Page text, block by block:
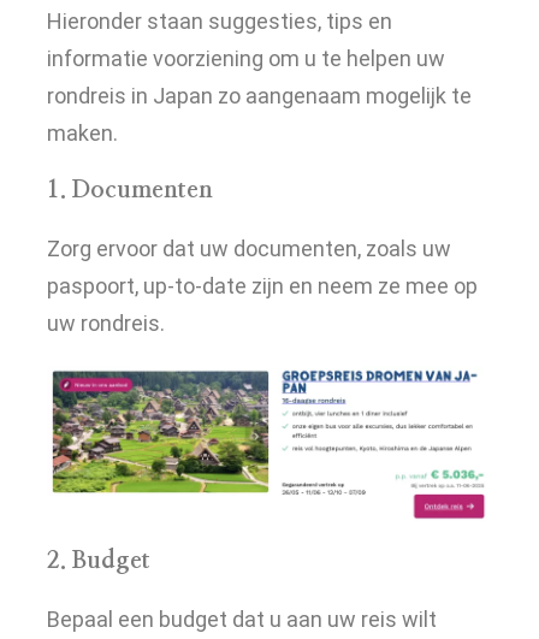
Hieronder staan suggesties, tips en
informatie voorziening om u te helpen uw
rondreis in Japan zo aangenaam mogelijk te
maken.
1. Documenten
Zorg ervoor dat uw documenten, zoals uw
paspoort, up-to-date zijn en neem ze mee op
uw rondreis.
2. Budget
Bepaal een budget dat u aan uw reis wilt